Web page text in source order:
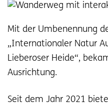
Mit der Umbenennung
„Internationaler Natur
Lieberoser Heide“,
Ausrichtung.
Seit dem Jahr 2021